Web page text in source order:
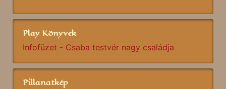
Play Könyvek
Infofüzet - Csaba testvér nagy családja
Pillanatkép